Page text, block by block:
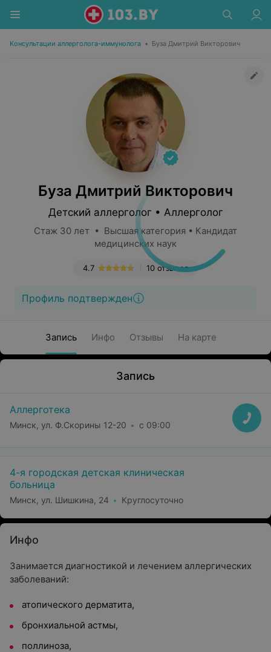
Консультации аллерголога-иммунолога • Буза Дмитрий Викторович
Буза Дмитрий Викторович
Детский аллерголог • Аллерголог
Стаж 30 лет • Высшая категория • Кандидат
медицинских наук
10 отзывов
4.7
Профиль подтвержден
Запись Инфо Отзывы На карте
Запись
Аллерготека
Минск, ул. Ф.Скорины 12-20 с 09:00
4-я городская детская клиническая
больница
Минск, ул. Шишкина, 24 Круглосуточно
Инфо
Занимается диагностикой и лечением аллергических
заболеваний:
атопического дерматита,
бронхиальной астмы,
поллиноза,